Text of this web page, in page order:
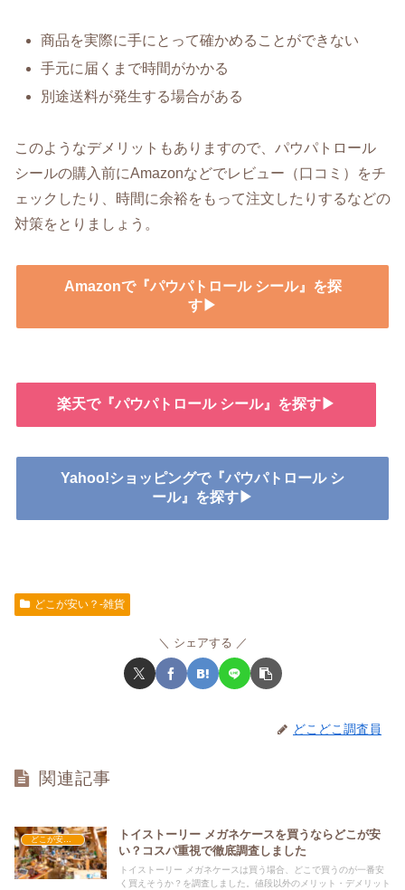
商品を実際に手にとって確かめることができない
手元に届くまで時間がかかる
別途送料が発生する場合がある
このようなデメリットもありますので、パウパトロール
シールの購入前にAmazonなどでレビュー（口コミ）をチ
ェックしたり、時間に余裕をもって注文したりするなどの
対策をとりましょう。
Amazonで『パウパトロール シール』を探
す▶
楽天で『パウパトロール シール』を探す▶
Yahoo!ショッピングで『パウパトロール シ
ール』を探す▶
どこが安い？-雑貨
シェアする
どこどこ調査員
関連記事
トイストーリー メガネケースを買うならどこが安
い？コスパ重視で徹底調査しました
トイストーリー メガネケースは買う場合、どこで買うのが一番安
く買えそうか？を調査しました。値段以外のメリット・デメリット